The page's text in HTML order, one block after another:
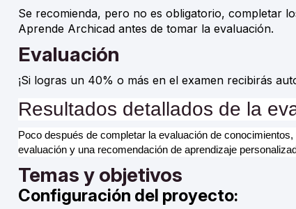
Se recomienda, pero no es obligatorio, completar
Aprende Archicad antes de tomar la evaluación.
Evaluación
¡Si logras un 40% o más en el examen recibirás
Resultados detallados de la
Poco después de completar la evaluación de
evaluación y una recomendación de aprendizaje
Temas y objetivos
Configuración del proyecto: